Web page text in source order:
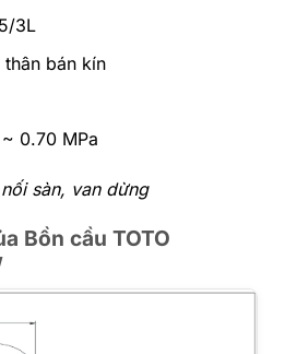
3L
bán kín
0.70 MPa
sàn, van dừng
Bồn cầu TOTO